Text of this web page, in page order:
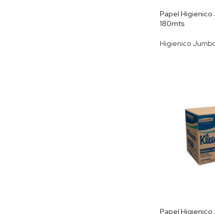
Papel Higienico
180mts
Higienico
Papel Higienico